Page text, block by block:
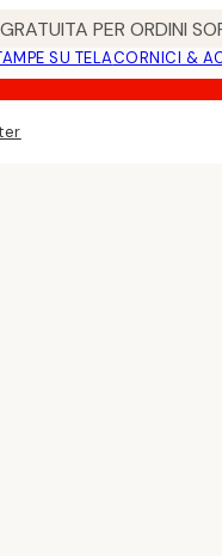
PER ORDINI
SU TELACORNICI &